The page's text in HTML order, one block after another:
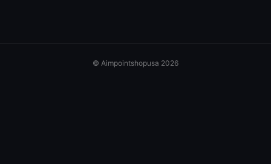
© Aimpointshopusa 2026